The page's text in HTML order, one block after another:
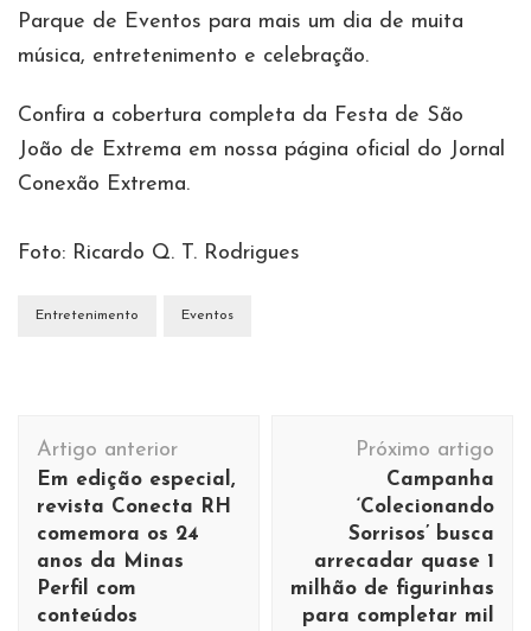
Parque de Eventos para mais um dia de muita
música, entretenimento e celebração.
Confira a cobertura completa da Festa de São
João de Extrema em nossa página oficial do Jornal
Conexão Extrema.
Foto: Ricardo Q. T. Rodrigues
Entretenimento Eventos
Navegação
de
post
Artigo anterior
Em edição especial,
revista Conecta RH
comemora os 24
anos da Minas
Perfil com
conteúdos
Próximo artigo
Campanha
‘Colecionando
Sorrisos’ busca
arrecadar quase 1
milhão de figurinhas
para completar mil